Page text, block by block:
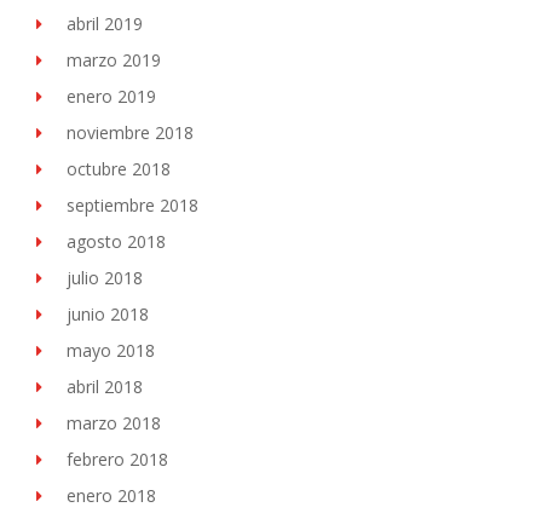
abril 2019
marzo 2019
enero 2019
noviembre 2018
octubre 2018
septiembre 2018
agosto 2018
julio 2018
junio 2018
mayo 2018
abril 2018
marzo 2018
febrero 2018
enero 2018